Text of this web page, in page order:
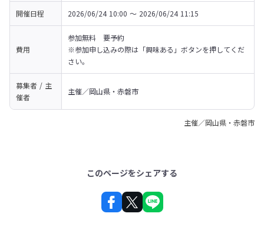
開催日程 2026/06/24 10:00 〜 2026/06/24 11:15
費用
参加無料　要予約
※参加申し込みの際は「興味ある」ボタンを押してくだ
さい。
募集者 / 主
催者
主催／岡山県・赤磐市
主催／岡山県・赤磐市
このページをシェアする